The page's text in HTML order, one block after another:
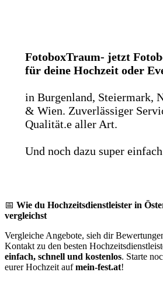
FotoboxTraum- jetzt
für deine Hochzeit oder
in Burgenland, Steiermark,
& Wien. Zuverlässiger
Qualität.e aller Art.
Und noch dazu super
📅 Wie du Hochzeitsdienstleister in
vergleichst
Vergleiche Angebote, sieh dir
Kontakt zu den besten
einfach, schnell und kostenlos. Starte
eurer Hochzeit aufmein-fest.at!